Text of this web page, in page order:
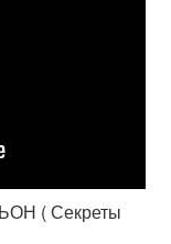
( Секреты